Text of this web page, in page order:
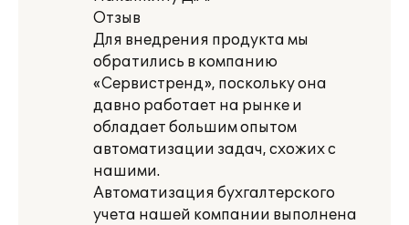
Отзыв
Для внедрения продукта мы
обратились в компанию
«Сервистренд», поскольку она
давно работает на рынке и
обладает большим опытом
автоматизации задач, схожих с
нашими.
Автоматизация бухгалтерского
учета нашей компании выполнена